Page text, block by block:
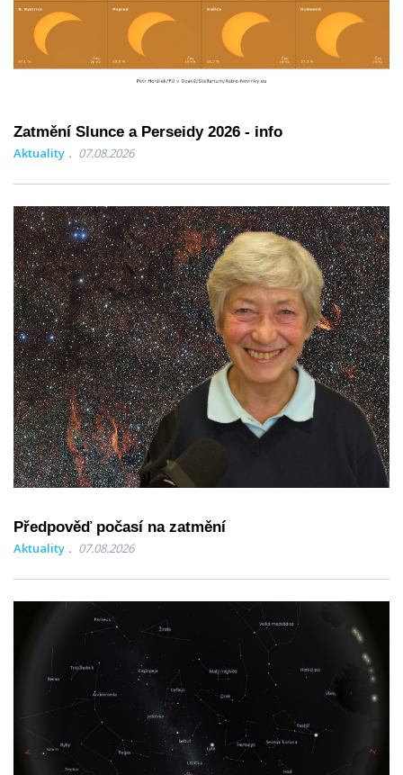
Zatmění Slunce a Perseidy 2026 - info
Aktuality 07.08.2026
Předpověď počasí na zatmění
Aktuality 07.08.2026